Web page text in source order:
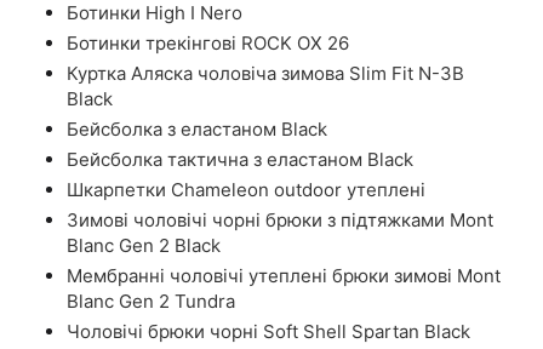
Ботинки High I Nero
Ботинки трекінгові ROCK OX 26
Куртка Аляска чоловіча зимова Slim Fit N-3B
Black
Бейсболка з еластаном Black
Бейсболка тактична з еластаном Black
Шкарпетки Chameleon outdoor утеплені
Зимові чоловічі чорні брюки з підтяжками Mont
Blanc Gen 2 Black
Мембранні чоловічі утеплені брюки зимові Mont
Blanc Gen 2 Tundra
Чоловічі брюки чорні Soft Shell Spartan Black